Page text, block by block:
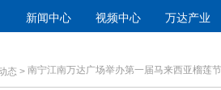
新闻中心 视频中心 万达产业
态 > 南宁江南万达广场举办第一届马来西亚榴莲节